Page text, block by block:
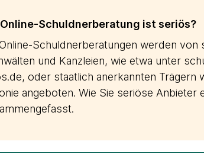
Schuldnerberatung ist seriös?
Schuldnerberatungen werden von
und Kanzleien, wie etwa unter
oder staatlich anerkannten Trägern
angeboten. Wie Sie seriöse Anbieter